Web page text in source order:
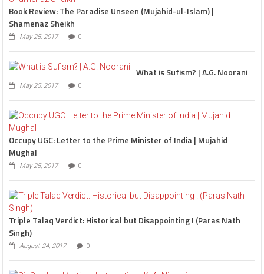
Book Review: The Paradise Unseen (Mujahid-ul-Islam) |
Shamenaz Sheikh
May 25, 2017 0
What is Sufism? | A.G. Noorani
May 25, 2017 0
Occupy UGC: Letter to the Prime Minister of India | Mujahid
Mughal
May 25, 2017 0
Triple Talaq Verdict: Historical but Disappointing ! (Paras Nath
Singh)
August 24, 2017 0